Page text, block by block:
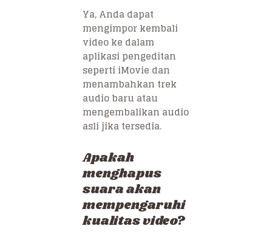
Ya, Anda dapat
mengimpor kembali
video ke dalam
aplikasi pengeditan
seperti iMovie dan
menambahkan trek
audio baru atau
mengembalikan audio
asli jika tersedia.
Apakah
menghapus
suara akan
mempengaruhi
kualitas video?